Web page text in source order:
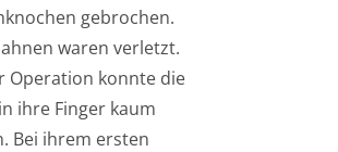
gebrochen.
waren verletzt.
Operation konnte die
ihre Finger kaum
Bei ihrem ersten